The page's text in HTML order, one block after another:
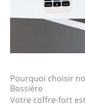
Pourquoi choisir
Bossière
Votre coffre-fort